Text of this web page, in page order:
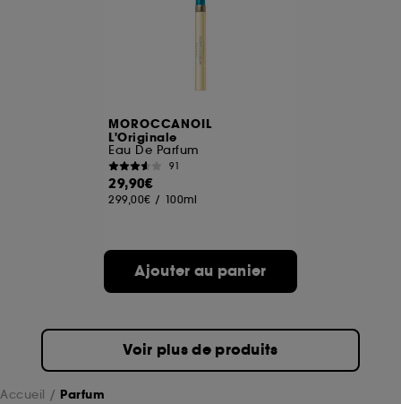
MOROCCANOIL
L'Originale
Eau De Parfum
91
29,90€
299,00€ / 100ml
Ajouter au panier
Voir plus de produits
Accueil Parfum